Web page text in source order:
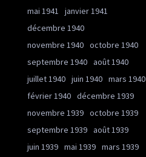
mai 1941
janvier 1941
décembre 1940
novembre 1940 octobre 1940
septembre 1940 août 1940
juillet 1940 juin 1940 mars 1940
février 1940 décembre 1939
novembre 1939 octobre 1939
septembre 1939 août 1939
juin 1939 mai 1939 mars 1939